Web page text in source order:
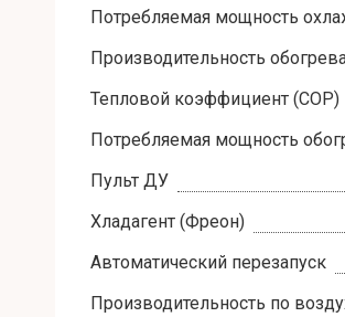
Потребляемая мощность
Производительность
Тепловой коэффициент (COP)
Потребляемая мощность
Пульт ДУ
Хладагент (Фреон)
Автоматический перезапуск
Производительность по